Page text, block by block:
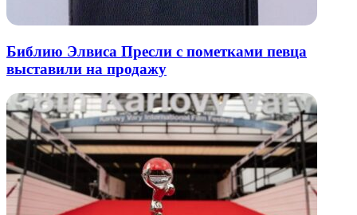
Библию Элвиса Пресли с пометками певца
выставили на продажу